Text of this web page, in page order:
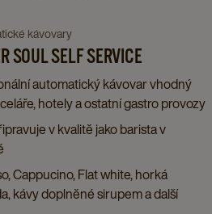
kávovary
SOUL SELF SERVICE
automatický kávovar vhodný
hotely a ostatní gastro provozy
v kvalitě jako barista v
Cappucino, Flat white, horká
kávy doplněné sirupem a další